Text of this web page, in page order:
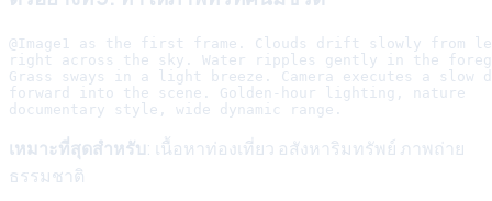
@Image1 as the first frame. Clouds drift slowly from
right across the sky. Water ripples gently in the
Grass sways in a light breeze. Camera executes a slow
forward into the scene. Golden-hour lighting, nature
เหมาะที่สุดสำหรับ: เนื้อหาท่องเที่ยว อสังหาริมทรัพย์ ภาพถ่าย
ธรรมชาติ